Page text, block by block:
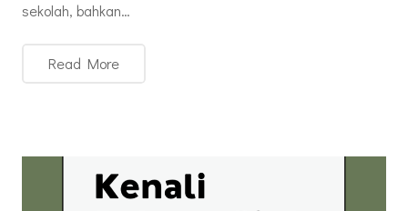
sekolah, bahkan…
Read More